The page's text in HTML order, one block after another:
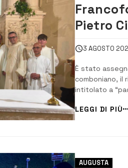
Pietro
3 AGOSTO
È stato
comboniano, il
intitolato a
l’annuncio del
difficili. ​Sace...
LEGGI DI PIÙ
AUGUSTA